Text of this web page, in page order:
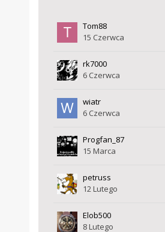
Tom88
15 Czerwca
rk7000
6 Czerwca
wiatr
6 Czerwca
Progfan_87
15 Marca
petruss
12 Lutego
Elob500
8 Lutego